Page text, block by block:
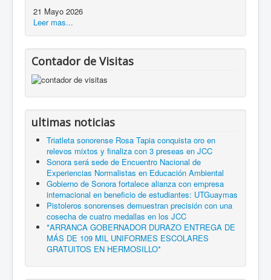
21 Mayo 2026
Leer mas...
Contador de Visitas
ultimas noticias
Triatleta sonorense Rosa Tapia conquista oro en
relevos mixtos y finaliza con 3 preseas en JCC
Sonora será sede de Encuentro Nacional de
Experiencias Normalistas en Educación Ambiental
Gobierno de Sonora fortalece alianza con empresa
internacional en beneficio de estudiantes: UTGuaymas
Pistoleros sonorenses demuestran precisión con una
cosecha de cuatro medallas en los JCC
*ARRANCA GOBERNADOR DURAZO ENTREGA DE
MÁS DE 109 MIL UNIFORMES ESCOLARES
GRATUITOS EN HERMOSILLO*